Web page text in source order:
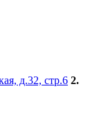
д.32, стр.6 2.